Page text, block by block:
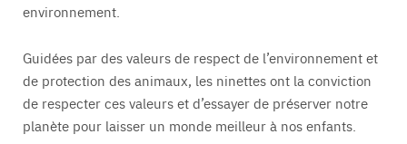
environnement.
Guidées par des valeurs de respect de l’environnement et
de protection des animaux, les ninettes ont la conviction
de respecter ces valeurs et d’essayer de préserver notre
planète pour laisser un monde meilleur à nos enfants.